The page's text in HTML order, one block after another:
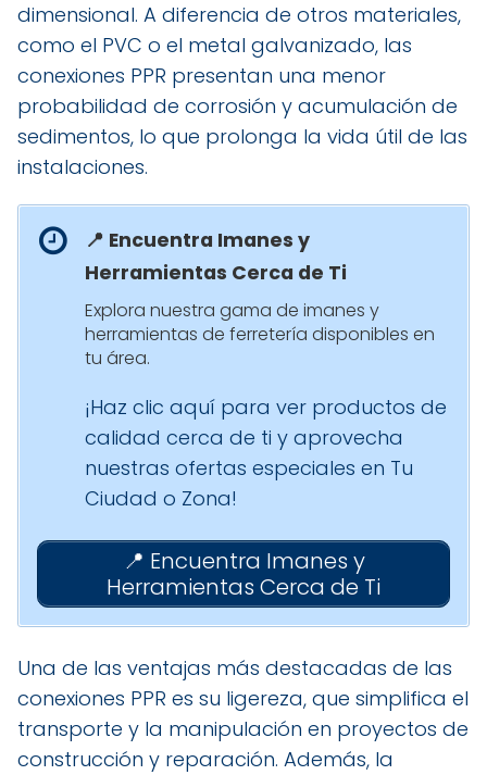
dimensional. A diferencia de otros materiales,
como el PVC o el metal galvanizado, las
conexiones PPR presentan una menor
probabilidad de corrosión y acumulación de
sedimentos, lo que prolonga la vida útil de las
instalaciones.
📍 Encuentra Imanes y
Herramientas Cerca de Ti
Explora nuestra gama de imanes y
herramientas de ferretería disponibles en
tu área.
¡Haz clic aquí para ver productos de
calidad cerca de ti y aprovecha
nuestras ofertas especiales en Tu
Ciudad o Zona!
📍 Encuentra Imanes y
Herramientas Cerca de Ti
Una de las ventajas más destacadas de las
conexiones PPR es su ligereza, que simplifica el
transporte y la manipulación en proyectos de
construcción y reparación. Además, la